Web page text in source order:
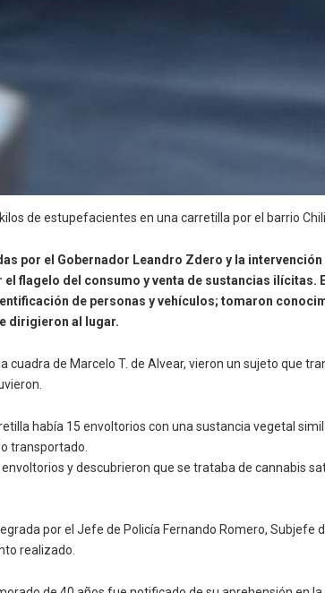
de estupefacientes en una carretilla por el barrio
por el Gobernador Leandro Zdero y la
flagelo del consumo y venta de sustancias ilícitas.
de personas y vehículos; tomaron
dirigieron al lugar.
cuadra de Marcelo T. de Alvear, vieron un sujeto que
había 15 envoltorios con una sustancia vegetal
transportado.
y descubrieron que se trataba de cannabis
por el Jefe de Policía Fernando Romero,
realizado.